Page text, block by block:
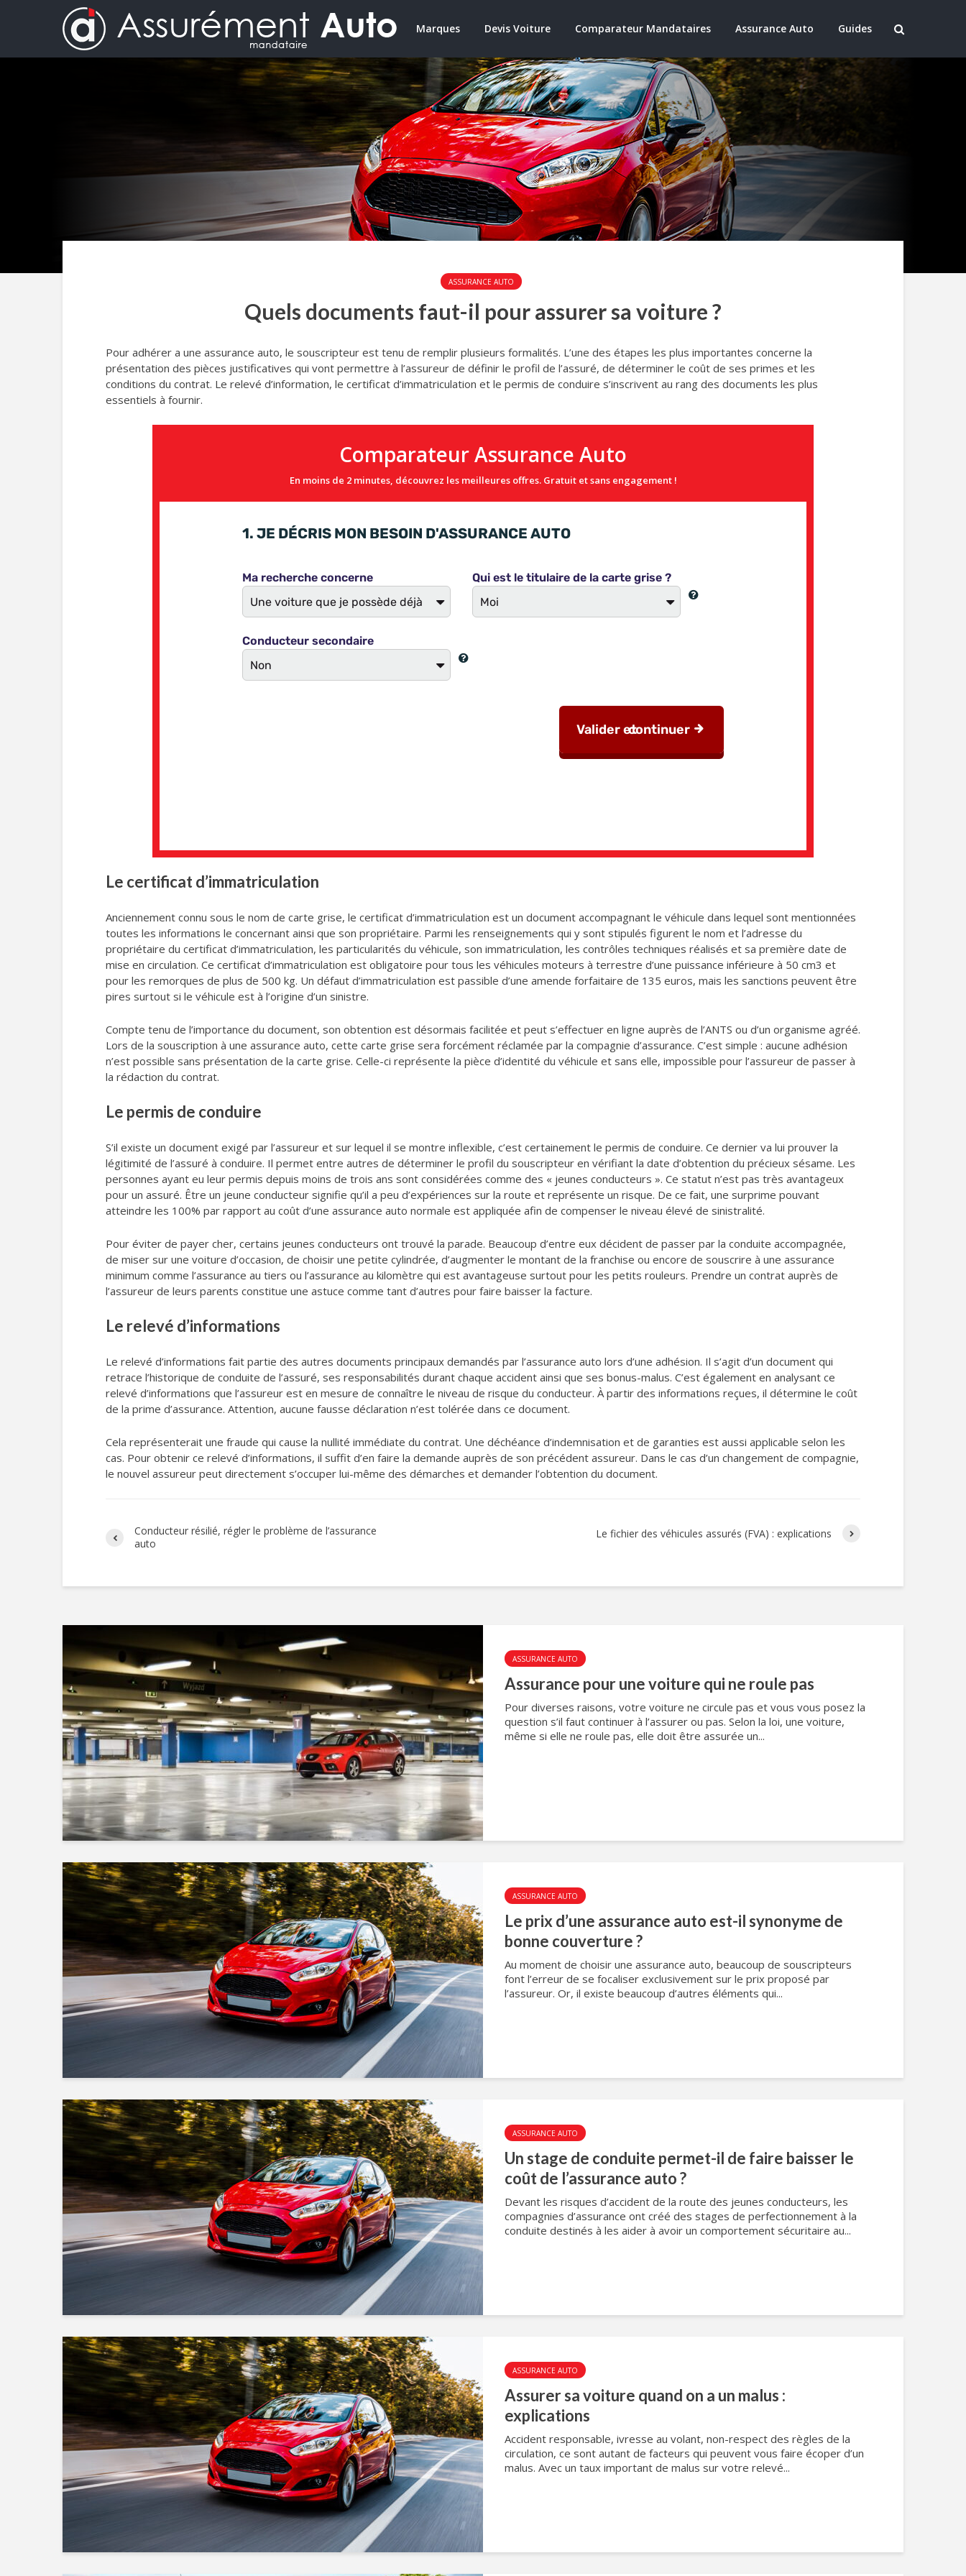
Marques Devis Voiture Comparateur Mandataires Assurance Auto Guides
ASSURANCE AUTO
Quels documents faut-il pour assurer sa voiture ?
Pour adhérer a une assurance auto, le souscripteur est tenu de remplir plusieurs formalités. L’une des étapes les plus importantes concerne la
présentation des pièces justificatives qui vont permettre à l’assureur de définir le profil de l’assuré, de déterminer le coût de ses primes et les
conditions du contrat. Le relevé d’information, le certificat d’immatriculation et le permis de conduire s’inscrivent au rang des documents les plus
essentiels à fournir.
Comparateur Assurance Auto
En moins de 2 minutes, découvrez les meilleures offres. Gratuit et sans engagement !
Le certificat d’immatriculation
Anciennement connu sous le nom de carte grise, le certificat d’immatriculation est un document accompagnant le véhicule dans lequel sont mentionnées
toutes les informations le concernant ainsi que son propriétaire. Parmi les renseignements qui y sont stipulés figurent le nom et l’adresse du
propriétaire du certificat d’immatriculation, les particularités du véhicule, son immatriculation, les contrôles techniques réalisés et sa première date de
mise en circulation. Ce certificat d’immatriculation est obligatoire pour tous les véhicules moteurs à terrestre d’une puissance inférieure à 50 cm3 et
pour les remorques de plus de 500 kg. Un défaut d’immatriculation est passible d’une amende forfaitaire de 135 euros, mais les sanctions peuvent être
pires surtout si le véhicule est à l’origine d’un sinistre.
Compte tenu de l’importance du document, son obtention est désormais facilitée et peut s’effectuer en ligne auprès de l’ANTS ou d’un organisme agréé.
Lors de la souscription à une assurance auto, cette carte grise sera forcément réclamée par la compagnie d’assurance. C’est simple : aucune adhésion
n’est possible sans présentation de la carte grise. Celle-ci représente la pièce d’identité du véhicule et sans elle, impossible pour l’assureur de passer à
la rédaction du contrat.
Le permis de conduire
S’il existe un document exigé par l’assureur et sur lequel il se montre inflexible, c’est certainement le permis de conduire. Ce dernier va lui prouver la
légitimité de l’assuré à conduire. Il permet entre autres de déterminer le profil du souscripteur en vérifiant la date d’obtention du précieux sésame. Les
personnes ayant eu leur permis depuis moins de trois ans sont considérées comme des « jeunes conducteurs ». Ce statut n’est pas très avantageux
pour un assuré. Être un jeune conducteur signifie qu’il a peu d’expériences sur la route et représente un risque. De ce fait, une surprime pouvant
atteindre les 100% par rapport au coût d’une assurance auto normale est appliquée afin de compenser le niveau élevé de sinistralité.
Pour éviter de payer cher, certains jeunes conducteurs ont trouvé la parade. Beaucoup d’entre eux décident de passer par la conduite accompagnée,
de miser sur une voiture d’occasion, de choisir une petite cylindrée, d’augmenter le montant de la franchise ou encore de souscrire à une assurance
minimum comme l’assurance au tiers ou l’assurance au kilomètre qui est avantageuse surtout pour les petits rouleurs. Prendre un contrat auprès de
l’assureur de leurs parents constitue une astuce comme tant d’autres pour faire baisser la facture.
Le relevé d’informations
Le relevé d’informations fait partie des autres documents principaux demandés par l’assurance auto lors d’une adhésion. Il s’agit d’un document qui
retrace l’historique de conduite de l’assuré, ses responsabilités durant chaque accident ainsi que ses bonus-malus. C’est également en analysant ce
relevé d’informations que l’assureur est en mesure de connaître le niveau de risque du conducteur. À partir des informations reçues, il détermine le coût
de la prime d’assurance. Attention, aucune fausse déclaration n’est tolérée dans ce document.
Cela représenterait une fraude qui cause la nullité immédiate du contrat. Une déchéance d’indemnisation et de garanties est aussi applicable selon les
cas. Pour obtenir ce relevé d’informations, il suffit d’en faire la demande auprès de son précédent assureur. Dans le cas d’un changement de compagnie,
le nouvel assureur peut directement s’occuper lui-même des démarches et demander l’obtention du document.
Conducteur résilié, régler le problème de l’assurance
auto
Le fichier des véhicules assurés (FVA) : explications
ASSURANCE AUTO
Assurance pour une voiture qui ne roule pas
Pour diverses raisons, votre voiture ne circule pas et vous vous posez la
question s’il faut continuer à l’assurer ou pas. Selon la loi, une voiture,
même si elle ne roule pas, elle doit être assurée un...
ASSURANCE AUTO
Le prix d’une assurance auto est-il synonyme de
bonne couverture ?
Au moment de choisir une assurance auto, beaucoup de souscripteurs
font l’erreur de se focaliser exclusivement sur le prix proposé par
l’assureur. Or, il existe beaucoup d’autres éléments qui...
ASSURANCE AUTO
Un stage de conduite permet-il de faire baisser le
coût de l’assurance auto ?
Devant les risques d’accident de la route des jeunes conducteurs, les
compagnies d’assurance ont créé des stages de perfectionnement à la
conduite destinés à les aider à avoir un comportement sécuritaire au...
ASSURANCE AUTO
Assurer sa voiture quand on a un malus :
explications
Accident responsable, ivresse au volant, non-respect des règles de la
circulation, ce sont autant de facteurs qui peuvent vous faire écoper d’un
malus. Avec un taux important de malus sur votre relevé...